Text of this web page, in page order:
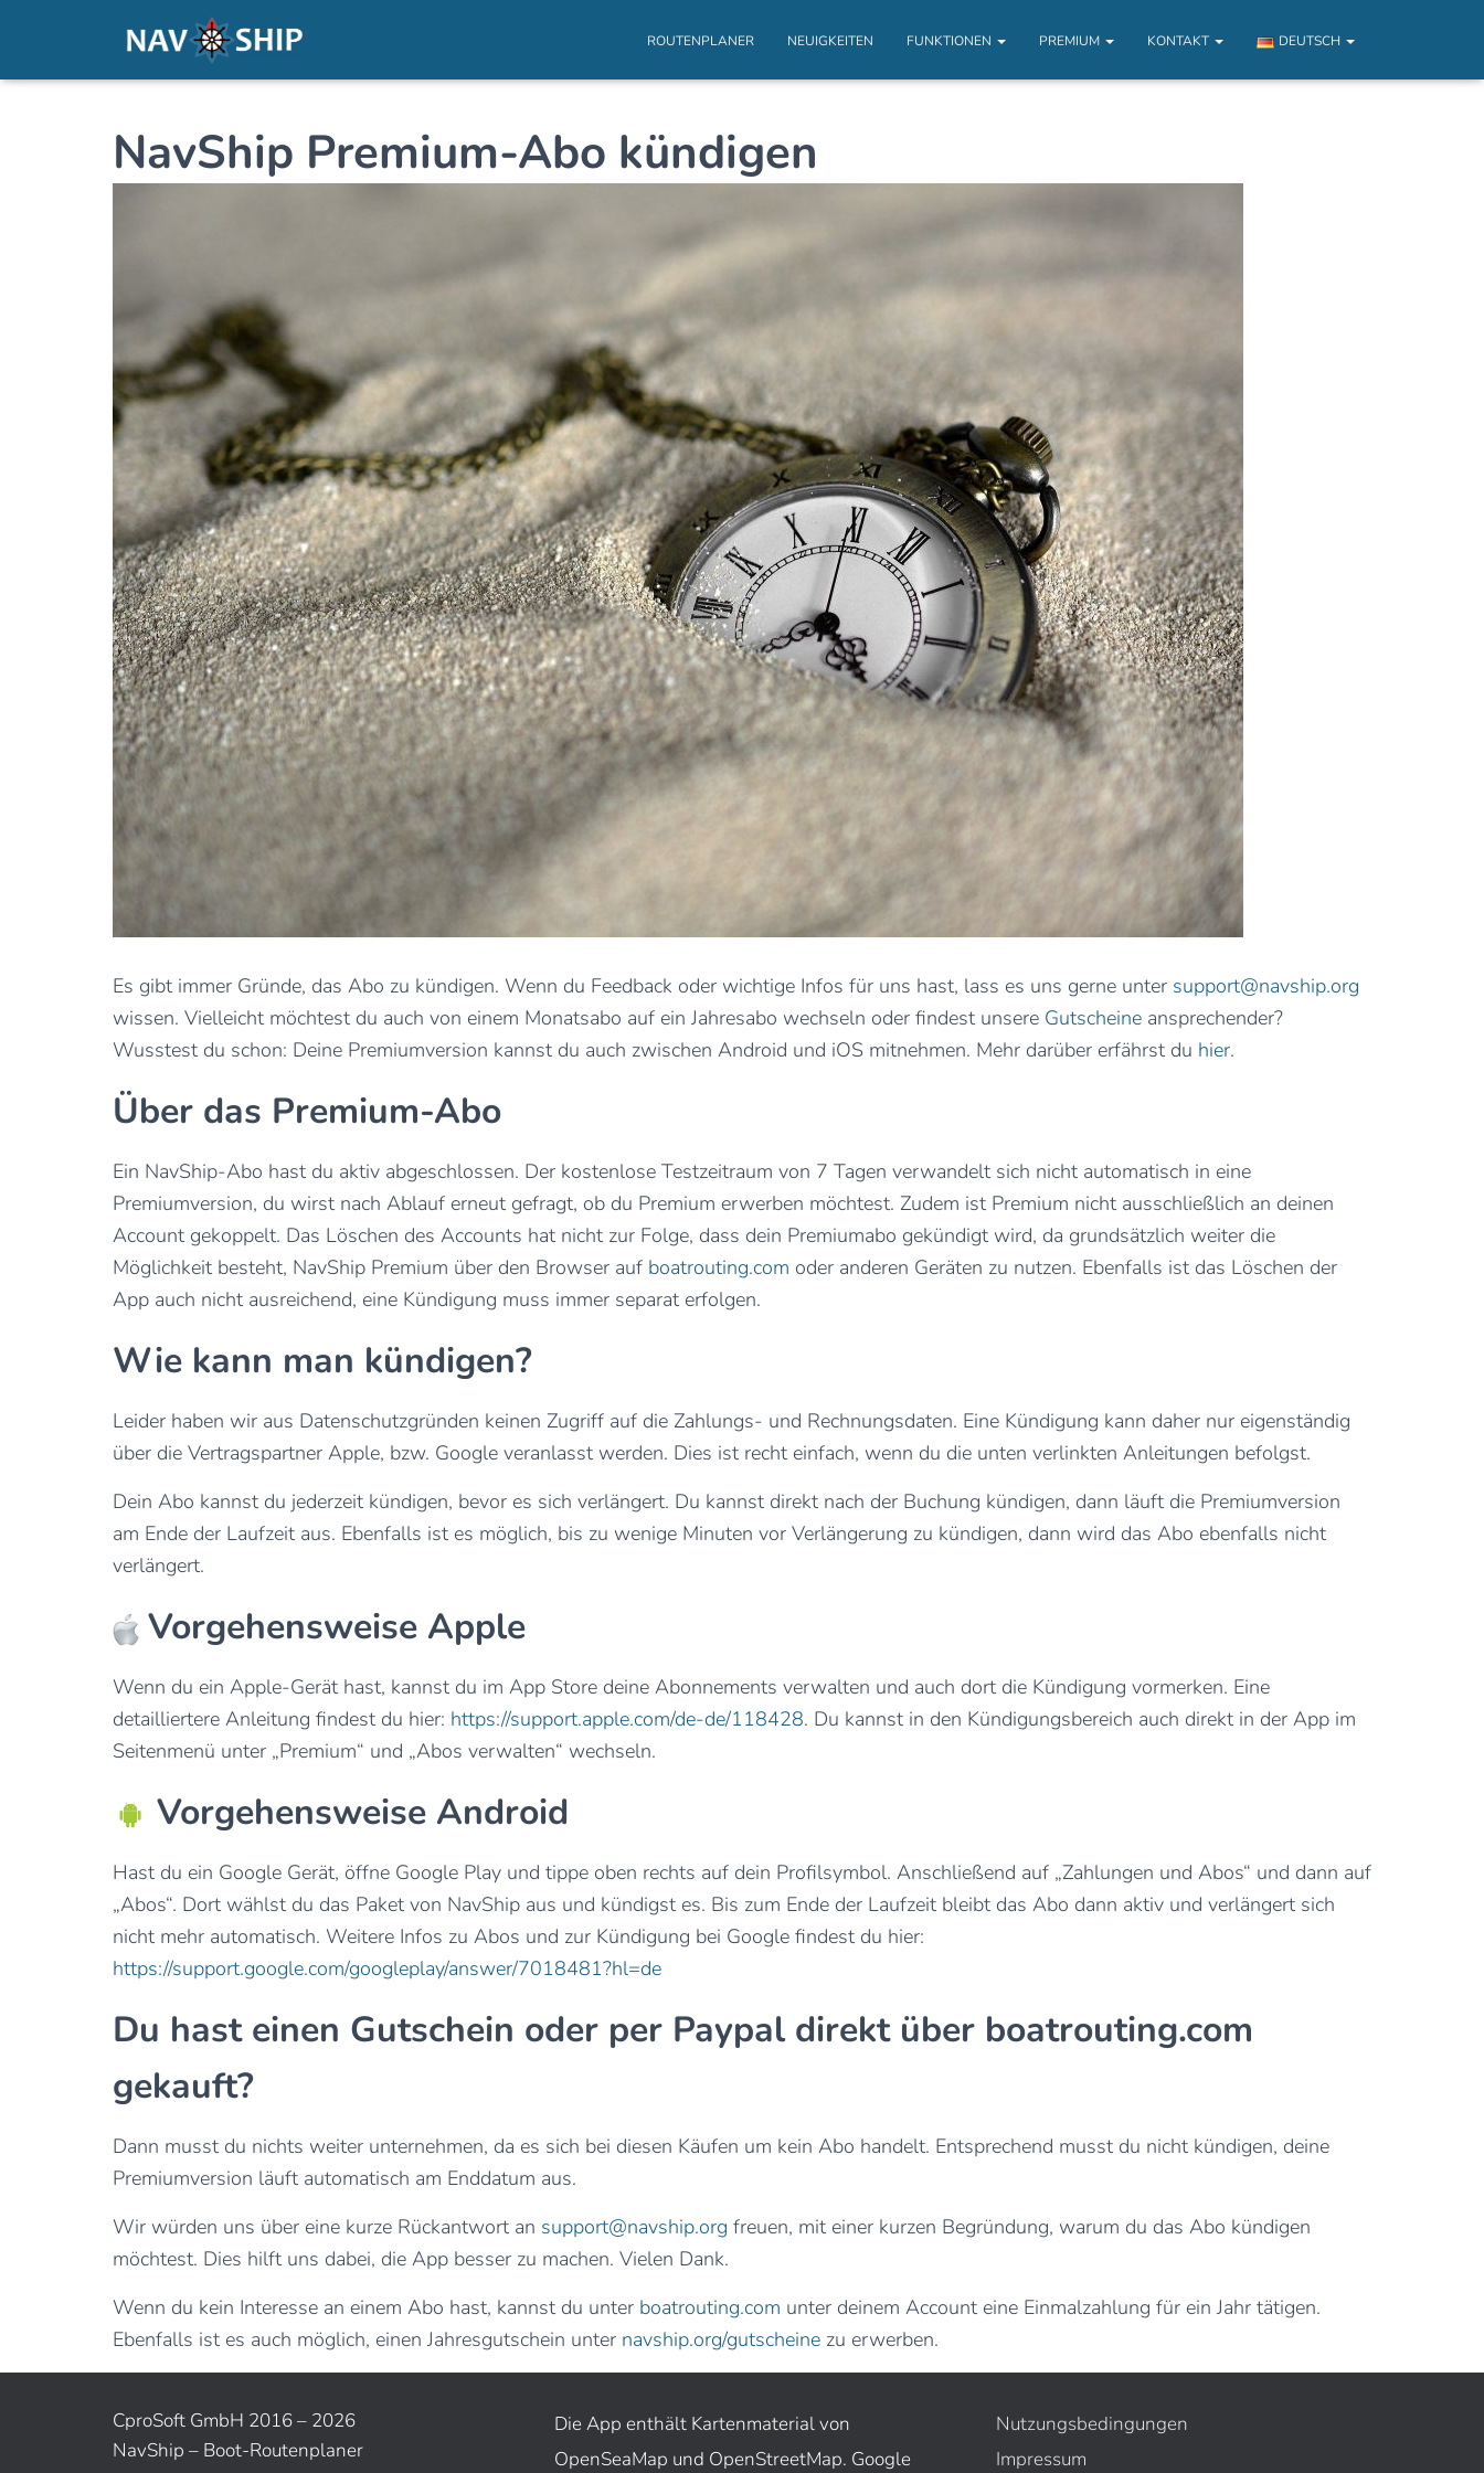
ROUTENPLANER NEUIGKEITEN FUNKTIONEN PREMIUM KONTAKT DEUTSCH
NavShip Premium-Abo kündigen
Es gibt immer Gründe, das Abo zu kündigen. Wenn du Feedback oder wichtige Infos für uns hast, lass es uns gerne unter support@navship.org
wissen. Vielleicht möchtest du auch von einem Monatsabo auf ein Jahresabo wechseln oder findest unsere Gutscheine ansprechender?
Wusstest du schon: Deine Premiumversion kannst du auch zwischen Android und iOS mitnehmen. Mehr darüber erfährst du hier.
Über das Premium-Abo
Ein NavShip-Abo hast du aktiv abgeschlossen. Der kostenlose Testzeitraum von 7 Tagen verwandelt sich nicht automatisch in eine
Premiumversion, du wirst nach Ablauf erneut gefragt, ob du Premium erwerben möchtest. Zudem ist Premium nicht ausschließlich an deinen
Account gekoppelt. Das Löschen des Accounts hat nicht zur Folge, dass dein Premiumabo gekündigt wird, da grundsätzlich weiter die
Möglichkeit besteht, NavShip Premium über den Browser auf boatrouting.com oder anderen Geräten zu nutzen. Ebenfalls ist das Löschen der
App auch nicht ausreichend, eine Kündigung muss immer separat erfolgen.
Wie kann man kündigen?
Leider haben wir aus Datenschutzgründen keinen Zugriff auf die Zahlungs- und Rechnungsdaten. Eine Kündigung kann daher nur eigenständig
über die Vertragspartner Apple, bzw. Google veranlasst werden. Dies ist recht einfach, wenn du die unten verlinkten Anleitungen befolgst.
Dein Abo kannst du jederzeit kündigen, bevor es sich verlängert. Du kannst direkt nach der Buchung kündigen, dann läuft die Premiumversion
am Ende der Laufzeit aus. Ebenfalls ist es möglich, bis zu wenige Minuten vor Verlängerung zu kündigen, dann wird das Abo ebenfalls nicht
verlängert.
Vorgehensweise Apple
Wenn du ein Apple-Gerät hast, kannst du im App Store deine Abonnements verwalten und auch dort die Kündigung vormerken. Eine
detailliertere Anleitung findest du hier: https://support.apple.com/de-de/118428. Du kannst in den Kündigungsbereich auch direkt in der App im
Seitenmenü unter „Premium“ und „Abos verwalten“ wechseln.
Vorgehensweise Android
Hast du ein Google Gerät, öffne Google Play und tippe oben rechts auf dein Profilsymbol. Anschließend auf „Zahlungen und Abos“ und dann auf
„Abos“. Dort wählst du das Paket von NavShip aus und kündigst es. Bis zum Ende der Laufzeit bleibt das Abo dann aktiv und verlängert sich
nicht mehr automatisch. Weitere Infos zu Abos und zur Kündigung bei Google findest du hier:
https://support.google.com/googleplay/answer/7018481?hl=de
Du hast einen Gutschein oder per Paypal direkt über boatrouting.com
gekauft?
Dann musst du nichts weiter unternehmen, da es sich bei diesen Käufen um kein Abo handelt. Entsprechend musst du nicht kündigen, deine
Premiumversion läuft automatisch am Enddatum aus.
Wir würden uns über eine kurze Rückantwort an support@navship.org freuen, mit einer kurzen Begründung, warum du das Abo kündigen
möchtest. Dies hilft uns dabei, die App besser zu machen. Vielen Dank.
Wenn du kein Interesse an einem Abo hast, kannst du unter boatrouting.com unter deinem Account eine Einmalzahlung für ein Jahr tätigen.
Ebenfalls ist es auch möglich, einen Jahresgutschein unter navship.org/gutscheine zu erwerben.
CproSoft GmbH 2016 – 2026
NavShip – Boot-Routenplaner
Die App enthält Kartenmaterial von
OpenSeaMap und OpenStreetMap. Google
Nutzungsbedingungen
Impressum